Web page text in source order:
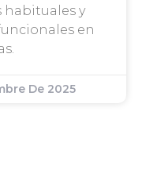
habituales y
en
De 2025